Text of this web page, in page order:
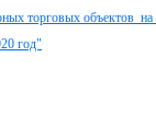
торговых объектов
год"